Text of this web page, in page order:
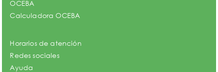
OCEBA
Calculadora OCEBA
Horarios de atención
Redes sociales
Ayuda